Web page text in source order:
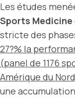
Les études
Sports Medicine
stricte des
27?% la
(panel de 1176
Amérique du
une